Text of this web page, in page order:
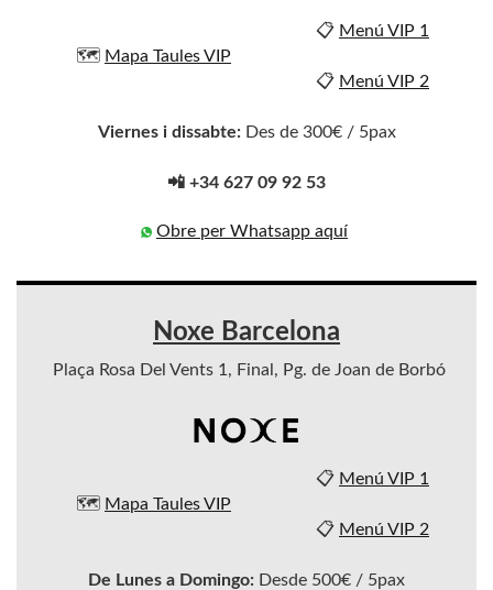
🗺️ Mapa Taules VIP
📋 Menú VIP 1
📋 Menú VIP 2
Viernes i dissabte:Des de 300€ / 5pax
📲 +34 627 09 92 53
Obre per Whatsapp aquí
Noxe Barcelona
Plaça Rosa Del Vents 1, Final, Pg. de Joan de Borbó
🗺️ Mapa Taules VIP
📋 Menú VIP 1
📋 Menú VIP 2
De Lunes a Domingo: Desde 500€ / 5pax